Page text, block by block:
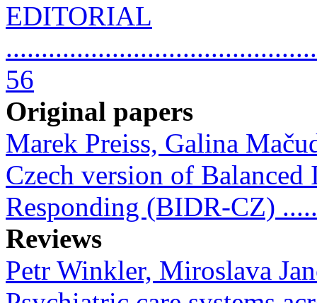
EDITORIAL
56
Original papers
Marek Preiss, Galina
Czech version of
Responding (BIDR-CZ)
Reviews
Petr Winkler, Miroslava